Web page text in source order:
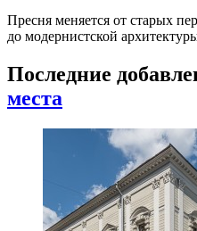
Пресня меняется от старых
до модернистской
Последние
места